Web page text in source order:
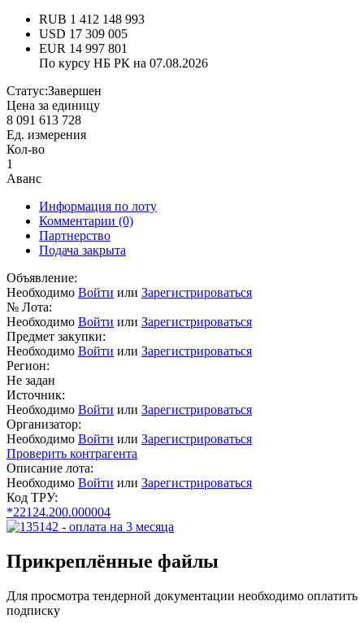
RUB 1 412 148 993
USD 17 309 005
EUR 14 997 801
По курсу НБ РК на 07.08.2026
Статус:Завершен
Цена за единицу
8 091 613 728
Ед. измерения
Кол-во
1
Аванс
Информация по лоту
Комментарии (0)
Партнерство
Подача закрыта
Объявление:
Необходимо Войти или Зарегистрироваться
№ Лота:
Необходимо Войти или Зарегистрироваться
Предмет закупки:
Необходимо Войти или Зарегистрироваться
Регион:
Не задан
Источник:
Необходимо Войти или Зарегистрироваться
Организатор:
Необходимо Войти или Зарегистрироваться
Проверить контрагента
Описание лота:
Необходимо Войти или Зарегистрироваться
Код ТРУ:
*22124.200.000004
Прикреплённые файлы
Для просмотра тендерной документации необходимо оплатить
подписку